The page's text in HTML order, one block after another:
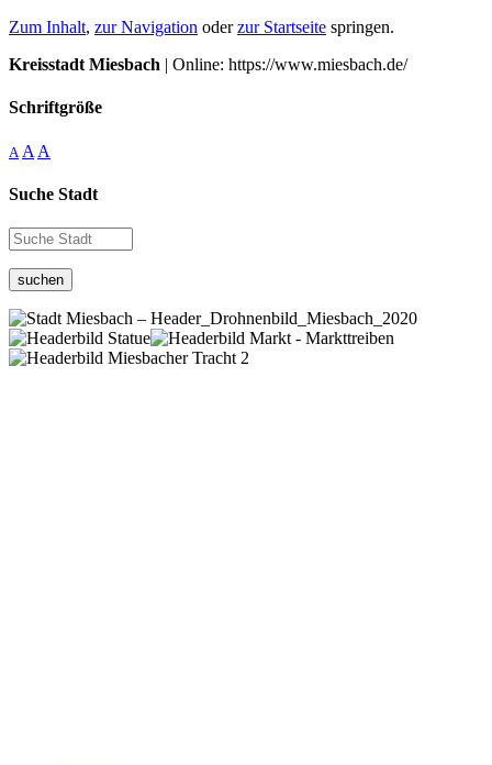
Zum Inhalt, zur Navigation oderzur Startseite springen.
Kreisstadt Miesbach | Online: https://www.miesbach.de/
Schriftgröße
A A A
Suche Stadt
suchen